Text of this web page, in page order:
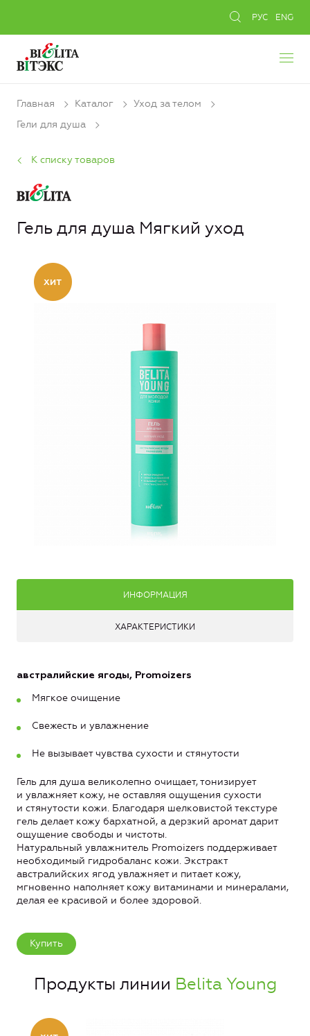
РУС ENG
Главная Каталог
Уход за телом
Гели для душа
К списку товаров
Гель для душа Мягкий уход
ИНФОРМАЦИЯ
ХАРАКТЕРИСТИКИ
австралийские ягоды, Promoizers
Мягкое очищение
Свежесть и увлажнение
Не вызывает чувства сухости и стянутости
Гель для душа великолепно очищает, тонизирует
и увлажняет кожу, не оставляя ощущения сухости
и стянутости кожи. Благодаря шелковистой текстуре
гель делает кожу бархатной, а дерзкий аромат дарит
ощущение свободы и чистоты.
Натуральный увлажнитель Promoizers поддерживает
необходимый гидробаланс кожи. Экстракт
австралийских ягод увлажняет и питает кожу,
мгновенно наполняет кожу витаминами и минералами,
делая ее красивой и более здоровой.
Купить
Продукты линии Belita Young